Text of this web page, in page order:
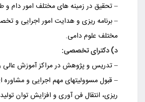
– تحقیق در زمینه های مختلف امور دام و
– برنامه ریزی و هدایت امور اجرایی و
مختلف علوم دامی.
د) دکترای تخصصی:
– تدریس و پژوهش در مراکز آموزش
– قبول مسوولیتهای مهم اجرایی و مشاوره
ریزی، انتقال فن آوری و افزایش توان